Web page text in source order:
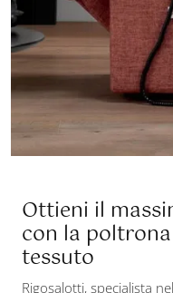
Ottieni il
con la
tessuto
Rigosalotti, specialista